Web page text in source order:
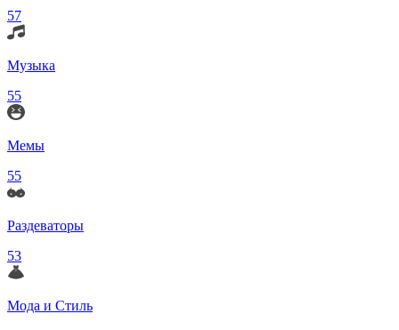
57
Музыка
55
Мемы
55
Раздеваторы
53
Мода и Стиль